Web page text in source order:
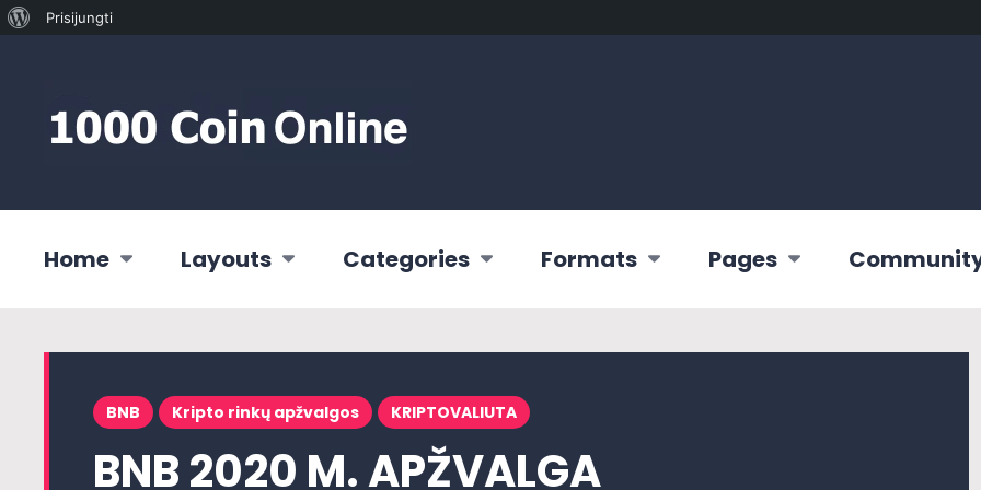
Home Layouts Categories Formats Pages
BNB Kripto rinkų apžvalgos KRIPTOVALIUTA
BNB 2020 M. APŽVALGA
ApiePrisijungti